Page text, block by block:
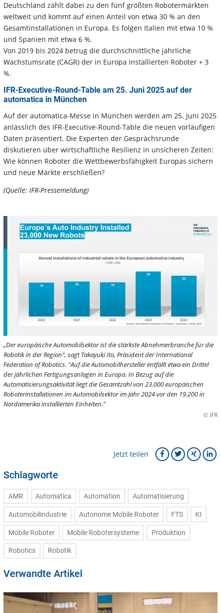
Deutschland zählt dabei zu den fünf größten Robotermärkten
weltweit und kommt auf einen Anteil von etwa 30 % an den
Gesamtinstallationen in Europa. Es folgen Italien mit etwa 10 %
und Spanien mit etwa 6 %.
Von 2019 bis 2024 betrug die durchschnittliche jährliche
Wachstumsrate (CAGR) der in Europa installierten Roboter + 3
%.
IFR-Executive-Round-Table am 25. Juni 2025 auf der
automatica in München
Auf der automatica-Messe in München werden am 25. Juni 2025
anlässlich des IFR-Executive-Round-Table die neuen vorläufigen
Daten präsentiert. Die Experten der Gesprächsrunde
diskutieren über wirtschaftliche Resilienz in unsicheren Zeiten:
Wie können Roboter die Wettbewerbsfähigkeit Europas sichern
und neue Märkte erschließen?
(Quelle: IFR-Pressemeldung)
„Der europäische Automobilsektor ist die stärkste Abnehmerbranche für die
Robotik in der Region“, sagt Takayuki Ito, Präsident der International
Federation of Robotics. "Auf die Automobilhersteller entfällt etwa ein Drittel
der jährlichen Fertigungsanlagen in Europa. In Bezug auf die
Automatisierungsaktivität liegt die Gesamtzahl von 23.000 europäischen
Roboterinstallationen im Automobilsektor im Jahr 2024 vor den 19.200 in
Nordamerika installierten Einheiten."
© IFR
Jetzt teilen
Schlagworte
AMR Automatica Automation Automatisierung
Automobilindustrie Autonome Mobile Roboter FTS KI
Mobile Roboter Mobile Robotersysteme Produktion
Robotics Robotik
Verwandte Artikel